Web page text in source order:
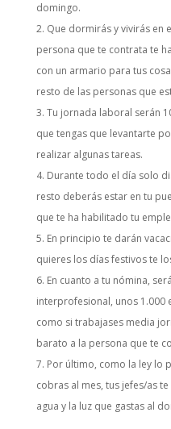
domingo.
Que dormirás y vivirás en
persona que te contrata te
con un armario para tus
resto de las personas que
Tu jornada laboral serán
que tengas que levantarte
realizar algunas tareas.
Durante todo el día solo
resto deberás estar en tu
que te ha habilitado tu
En principio te darán
quieres los días festivos te
En cuanto a tu nómina,
interprofesional, unos 1.000
como si trabajases media
barato a la persona que te
Por último, como la ley lo
cobras al mes, tus jefes/as
agua y la luz que gastas al